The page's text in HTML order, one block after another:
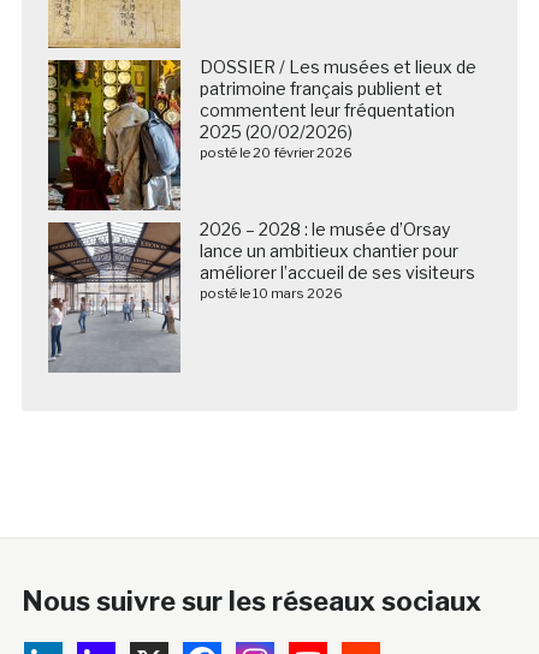
DOSSIER / Les musées et lieux de
patrimoine français publient et
commentent leur fréquentation
2025 (20/02/2026)
posté le 20 février 2026
2026 – 2028 : le musée d’Orsay
lance un ambitieux chantier pour
améliorer l’accueil de ses visiteurs
posté le 10 mars 2026
Nous suivre sur les réseaux sociaux